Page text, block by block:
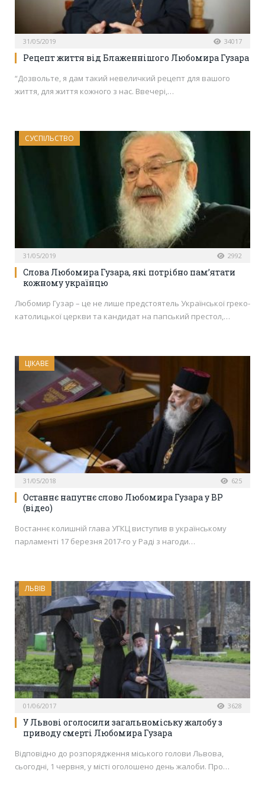
31/05/2019 34017
Рецепт життя від Блаженнішого Любомира Гузара
“Дозвольте, я дам такий невеличкий рецепт для вашого
життя, для життя кожного з нас. Ввечері,…
СУСПІЛЬСТВО
31/05/2019 2992
Слова Любомира Гузара, які потрібно пам’ятати
кожному українцю
Любомир Гузар – це не лише предстоятель Української греко-
католицької церкви та кандидат на папський престол,…
ЦІКАВЕ
31/05/2018 625
Останнє напутнє слово Любомира Гузара у ВР
(відео)
Востаннє колишній глава УГКЦ виступив в українському
парламенті 17 березня 2017-го у Раді з нагоди…
ЛЬВІВ
01/06/2017 3628
У Львові оголосили загальноміську жалобу з
приводу смерті Любомира Гузара
Відповідно до розпорядження міського голови Львова,
сьогодні, 1 червня, у місті оголошено день жалоби. Про…